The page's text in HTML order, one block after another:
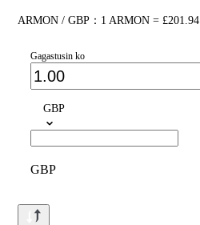
ARMON / GBP：1 ARMON = £201.94
Gagastusin ko
GBP
GBP